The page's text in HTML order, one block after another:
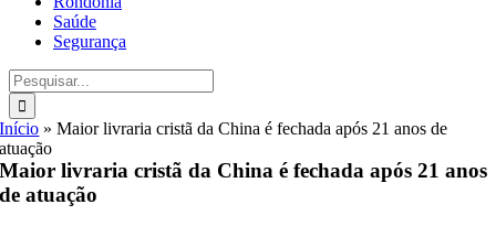
Saúde
Segurança
Buscar
resultados
para:
Início »Maior livraria cristã da China é fechada após 21 anos de
atuação
Maior livraria cristã da China é fechada após 21 anos
de atuação